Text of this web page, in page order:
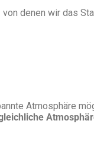
denen wir das
Atmosphäre